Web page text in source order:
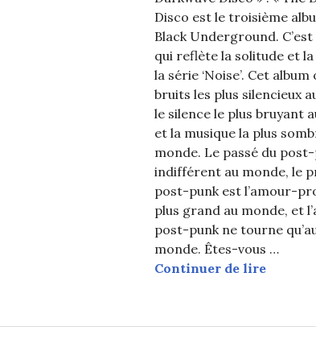
Disco est le troisième
Black Underground.
qui reflète la solitude et
la série ‘Noise’. Cet
bruits les plus silencieux
le silence le plus bruyant
et la musique la plus
monde. Le passé du
indifférent au monde, le
post-punk est l’amour-
plus grand au monde, et
post-punk ne tourne
monde. Êtes-vous …
Continuer de lireK-Indie